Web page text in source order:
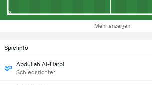
Mehr anzeigen
Spielinfo
Abdullah Al-Harbi
Schiedsrichter